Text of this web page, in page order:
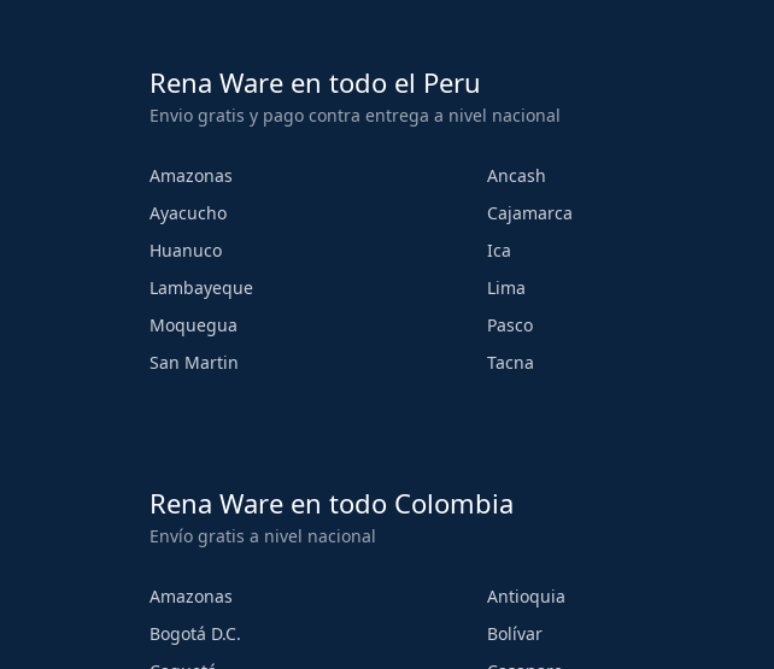
Rena Ware en todo el Peru
Envio gratis y pago contra entrega a nivel nacional
Amazonas Ancash
Ayacucho
Cajamarca
Huanuco
Ica
Lambayeque
Lima
Moquegua
Pasco
San Martin
Tacna
Rena Ware en todo Colombia
Envío gratis a nivel nacional
Amazonas Antioquia
Bogotá D.C.
Bolívar